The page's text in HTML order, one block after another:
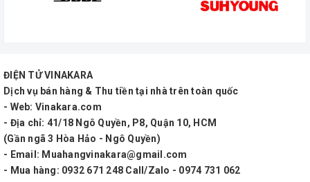
ĐIỆN TỬ VINAKARA
Dịch vụ bán hàng & Thu tiền tại nhà trên toàn quốc
- Web: Vinakara.com
- Địa chỉ: 41/18 Ngô Quyền, P8, Quận 10, HCM
(Gần ngã 3 Hòa Hảo - Ngô Quyền)
- Email: Muahangvinakara@gmail.com
- Mua hàng: 0932 671 248 Call/Zalo - 0974 731 062